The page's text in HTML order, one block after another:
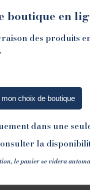
boutique en
des produits
mon choix de boutique
dans une
la
le panier se videra